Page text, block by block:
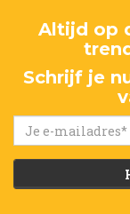
Altijd op
Schrijf je